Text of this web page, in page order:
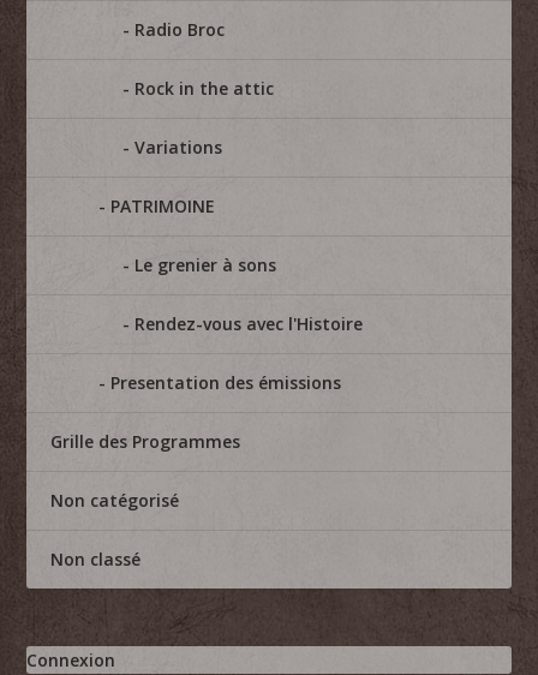
Radio Broc
Rock in the attic
Variations
PATRIMOINE
Le grenier à sons
Rendez-vous avec l'Histoire
Presentation des émissions
Grille des Programmes
Non catégorisé
Non classé
Connexion